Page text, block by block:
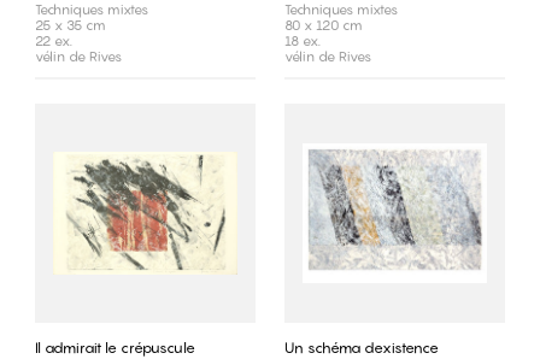
Techniques mixtes
25 x 35 cm
22 ex.
vélin de Rives
Techniques mixtes
80 x 120 cm
18 ex.
vélin de Rives
Il admirait le crépuscule Un schéma dexistence